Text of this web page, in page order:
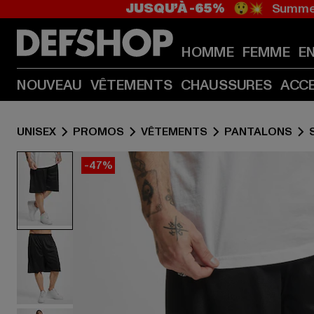
JUSQU’À -65% 😲💥
HOMME FEMME
NOUVEAU VÊTEMENTS CHAUSSURES
UNISEX PROMOS VÊTEMENTS PANTALONS
-47%